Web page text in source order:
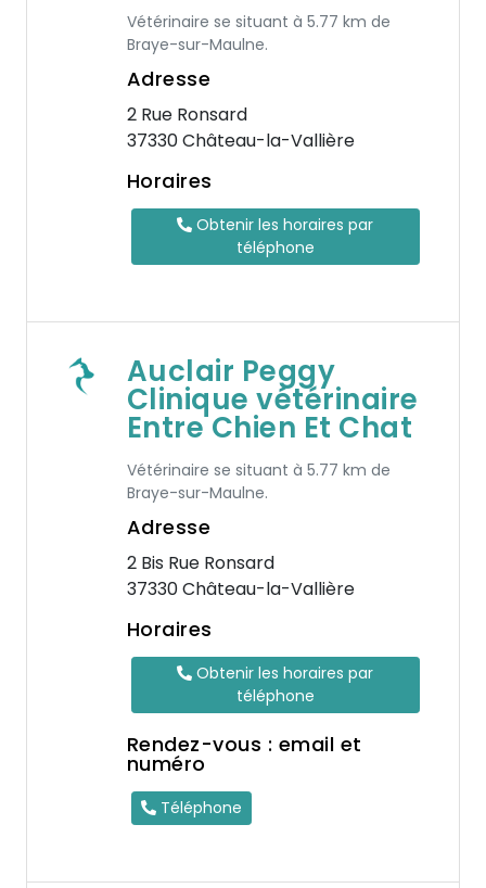
Vétérinaire se situant à 5.77 km de
Braye-sur-Maulne.
Adresse
2 Rue Ronsard
37330 Château-la-Vallière
Horaires
Obtenir les horaires par
téléphone
Auclair Peggy
Clinique vétérinaire
Entre Chien Et Chat
Vétérinaire se situant à 5.77 km de
Braye-sur-Maulne.
Adresse
2 Bis Rue Ronsard
37330 Château-la-Vallière
Horaires
Obtenir les horaires par
téléphone
Rendez-vous : email et
numéro
Téléphone